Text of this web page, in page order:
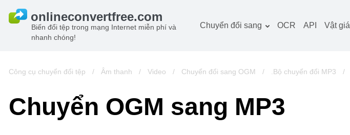
Biến đổi tệp trong mạng Internet miễn phí và
nhanh chóng!
Chuyển đổi sang
Hình ảnh công cụ chuyển
Âm thanh công cụ
chuyển đổi
OCR API Vật giá
Công cụ chuyển đổi tệp / Âm thanh / Video / Chuyển đổi sang OGM / .Bộ chuyển đổi MP3 /
Chuyển OGM sang MP3